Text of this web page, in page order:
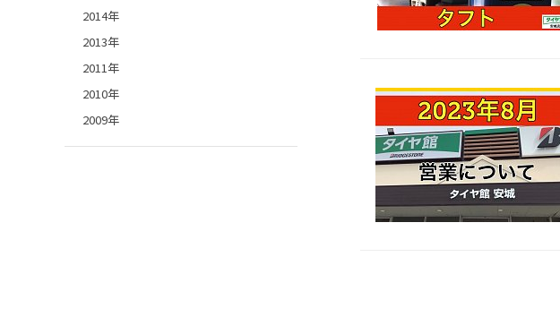
2014年
2013年
2011年
2010年
2009年